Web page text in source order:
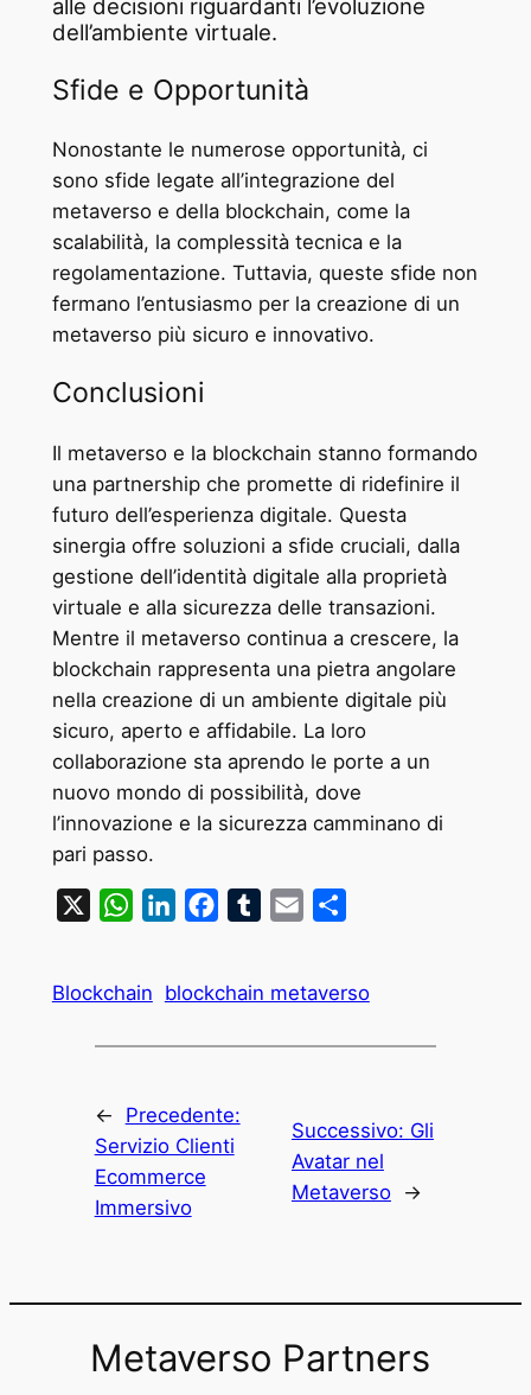
alle decisioni riguardanti l’evoluzione
dell’ambiente virtuale.
Sfide e Opportunità
Nonostante le numerose opportunità, ci
sono sfide legate all’integrazione del
metaverso e della blockchain, come la
scalabilità, la complessità tecnica e la
regolamentazione. Tuttavia, queste sfide non
fermano l’entusiasmo per la creazione di un
metaverso più sicuro e innovativo.
Conclusioni
Il metaverso e la blockchain stanno formando
una partnership che promette di ridefinire il
futuro dell’esperienza digitale. Questa
sinergia offre soluzioni a sfide cruciali, dalla
gestione dell’identità digitale alla proprietà
virtuale e alla sicurezza delle transazioni.
Mentre il metaverso continua a crescere, la
blockchain rappresenta una pietra angolare
nella creazione di un ambiente digitale più
sicuro, aperto e affidabile. La loro
collaborazione sta aprendo le porte a un
nuovo mondo di possibilità, dove
l’innovazione e la sicurezza camminano di
pari passo.
WhatsAppLinkedInFacebookTumblrEmail
Blockchain blockchain metaverso
←
Precedente:
Servizio Clienti
Ecommerce
Immersivo
Successivo: Gli
Avatar nel
Metaverso
→
Metaverso Partners